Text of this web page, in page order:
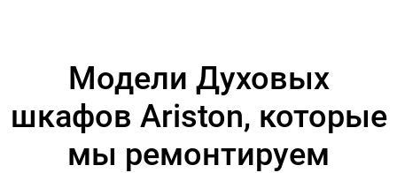
Модели Духовых
шкафов Ariston, которые
мы ремонтируем